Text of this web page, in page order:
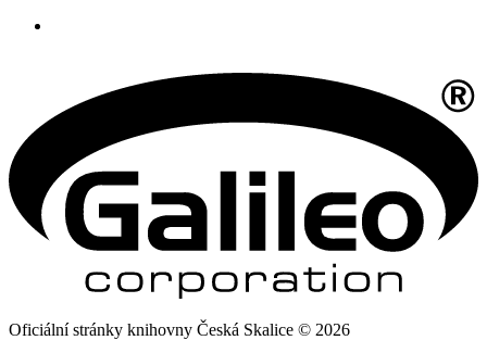
Oficiální stránky knihovny Česká Skalice © 2026